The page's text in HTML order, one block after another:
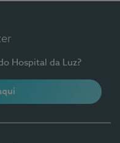
Hospital da Luz?